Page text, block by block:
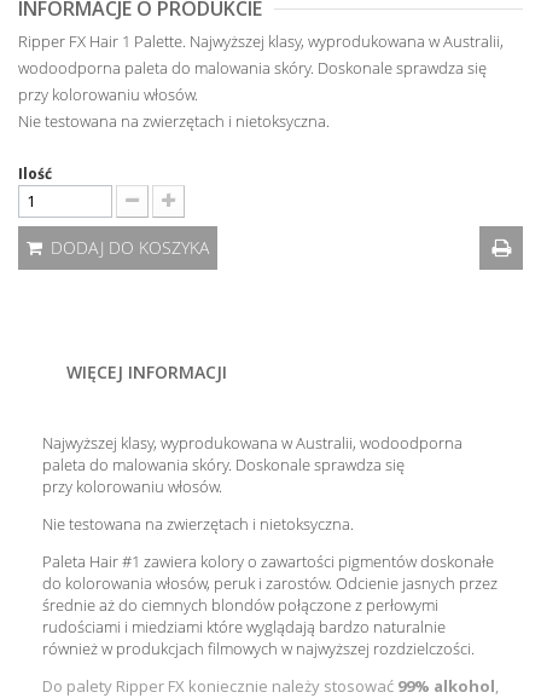
INFORMACJE O PRODUKCIE
Ripper FX Hair 1 Palette. Najwyższej klasy, wyprodukowana w Australii,
wodoodporna paleta do malowania skóry. Doskonale sprawdza się
przy kolorowaniu włosów.
Nie testowana na zwierzętach i nietoksyczna.
Ilość
DODAJ DO KOSZYKA
WIĘCEJ INFORMACJI
Najwyższej klasy, wyprodukowana w Australii, wodoodporna
paleta do malowania skóry. Doskonale sprawdza się
przy kolorowaniu włosów.
Nie testowana na zwierzętach i nietoksyczna.
Paleta Hair #1 zawiera kolory o zawartości pigmentów doskonałe
do kolorowania włosów, peruk i zarostów. Odcienie jasnych przez
średnie aż do ciemnych blondów połączone z perłowymi
rudościami i miedziami które wyglądają bardzo naturalnie
również w produkcjach filmowych w najwyższej rozdzielczości.
Do palety Ripper FX koniecznie należy stosować 99% alkohol,